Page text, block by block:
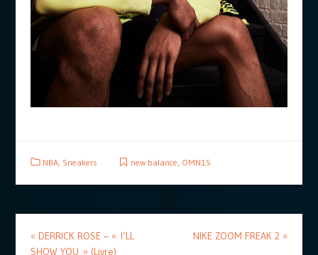
NBA, Sneakers new balance, OMN1S
« DERRICK ROSE – « I’LL
SHOW YOU » (Livre)
NIKE ZOOM FREAK 2 »